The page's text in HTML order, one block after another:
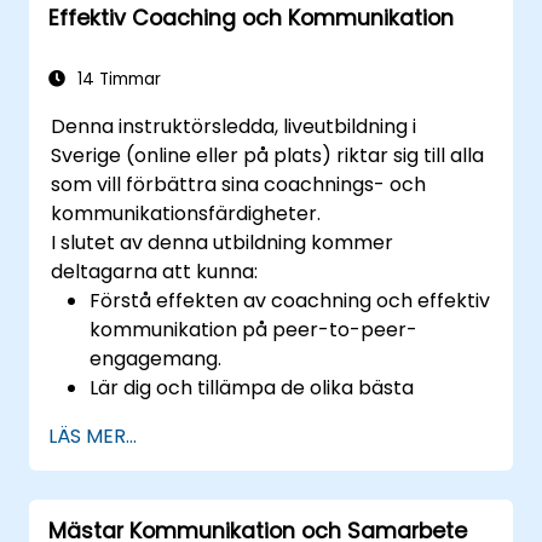
Effektiv Coaching och Kommunikation
14 Timmar
Denna instruktörsledda, liveutbildning i
Sverige (online eller på plats) riktar sig till alla
som vill förbättra sina coachnings- och
kommunikationsfärdigheter.
I slutet av denna utbildning kommer
deltagarna att kunna:
Förstå effekten av coachning och effektiv
kommunikation på peer-to-peer-
engagemang.
Lär dig och tillämpa de olika bästa
kommunikation.
Förbättra kommunikations- och
påverkansfärdigheterna.
Genomför coachningssessioner med
LÄS MER...
Mästar Kommunikation och Samarbete